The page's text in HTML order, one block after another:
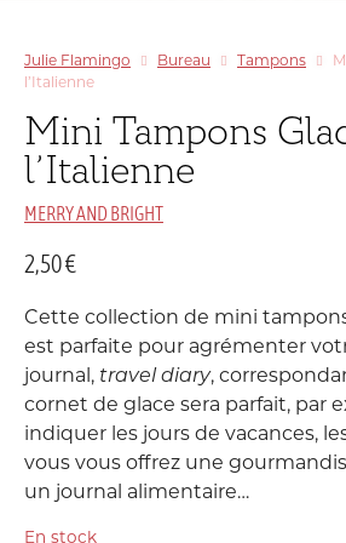
Julie Flamingo Bureau Tampons
l’Italienne
Mini Tampons
l’Italienne
MERRY AND BRIGHT
2,50€
Cette collection de mini
est parfaite pour agrémenter
journal, travel diary,
cornet de glace sera parfait, par
indiquer les jours de vacances,
vous vous offrez une
un journal alimentaire…
En stock